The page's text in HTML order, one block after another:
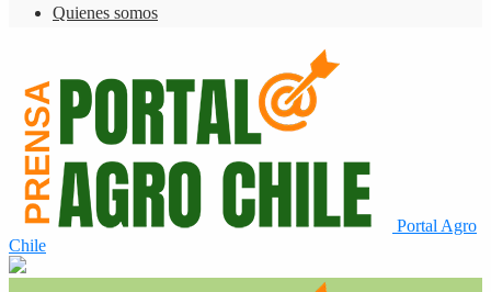
Quienes somos
Portal Agro
Chile